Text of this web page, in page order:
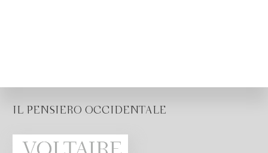
IL PENSIERO OCCIDENTALE